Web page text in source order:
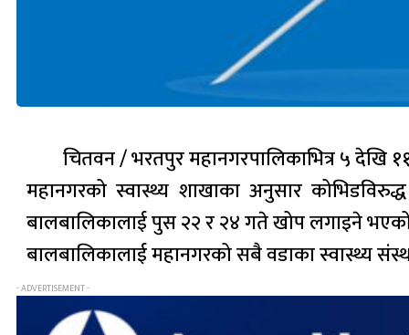
चितवन / भरतपुर महानगरपालिकाभित्र ५ देखि
महानगरको स्वास्थ्य शाखाका अनुसार
बालबालिकालाई पुस २२ र २४ गते खोप लगाइने
बालबालिकालाई महानगरको सबै वडाका स्वास्थ्य
- ADVERTISEMENT -